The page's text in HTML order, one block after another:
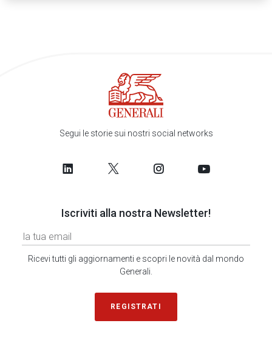
Segui le storie sui nostri social networks
Iscriviti alla nostra Newsletter!
Ricevi tutti gli aggiornamenti e scopri le novità dal mondo
Generali.
REGISTRATI